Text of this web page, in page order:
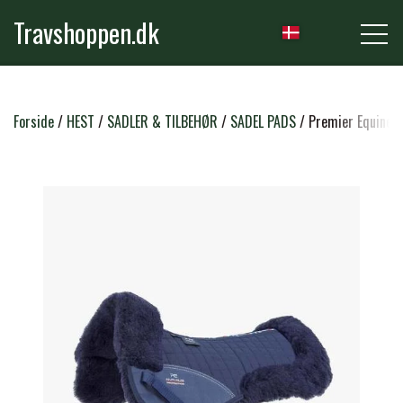
Travshoppen.dk
NYHEDER
TRENSER & TILBEHØR
SADLER & TILBEHØR
RIDEBUKSER & LEGGINS
TRØJER, BLUSER & T-SHIRTS
PLEJE & STALD
STRIGLER & TILBEHØR
Forside HEST SADLER & TILBEHØR SADEL PADS Premier Equine